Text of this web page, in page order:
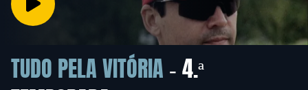
TUDO PELA VITÓRIA - 4.ª